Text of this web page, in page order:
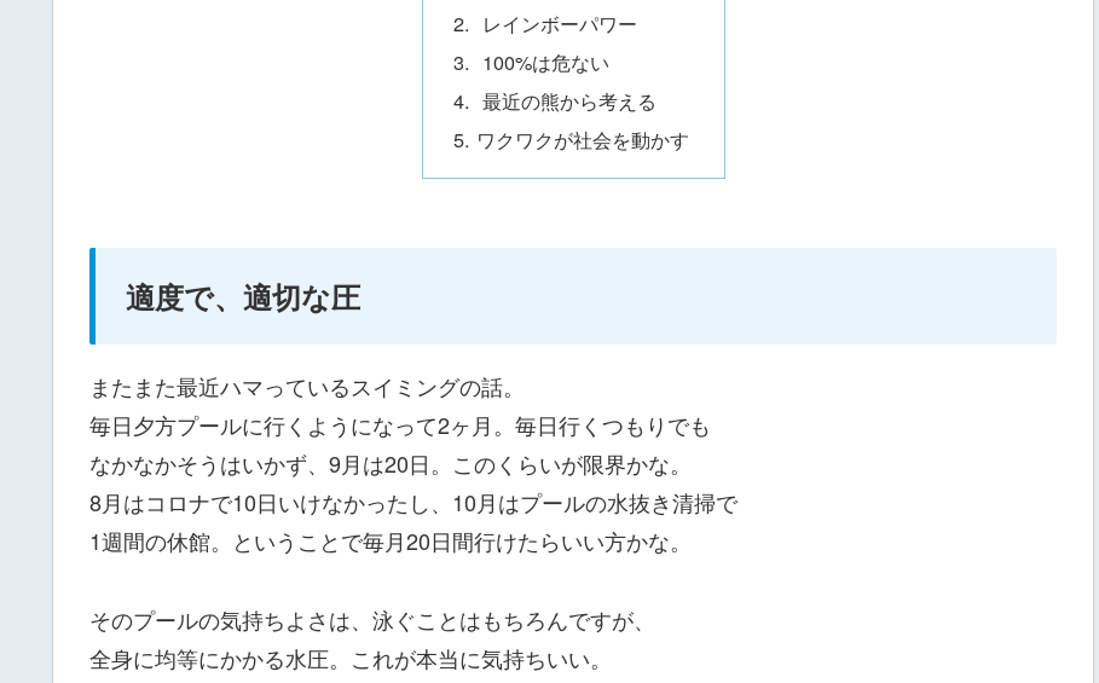
レインボーパワー
100%は危ない
最近の熊から考える
ワクワクが社会を動かす
適度で、適切な圧
またまた最近ハマっているスイミングの話。
毎日夕方プールに行くようになって2ヶ月。毎日行くつもりでも
なかなかそうはいかず、9月は20日。このくらいが限界かな。
8月はコロナで10日いけなかったし、10月はプールの水抜き清掃で
1週間の休館。ということで毎月20日間行けたらいい方かな。
そのプールの気持ちよさは、泳ぐことはもちろんですが、
全身に均等にかかる水圧。これが本当に気持ちいい。